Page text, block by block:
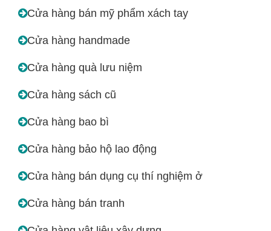
Cửa hàng bán mỹ phẩm xách tay
Cửa hàng handmade
Cửa hàng quà lưu niệm
Cửa hàng sách cũ
Cửa hàng bao bì
Cửa hàng bảo hộ lao động
Cửa hàng bán dụng cụ thí nghiệm ở
Cửa hàng bán tranh